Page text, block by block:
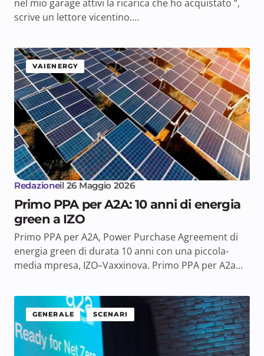
nel mio garage attivi la ricarica che ho acquistato “,
scrive un lettore vicentino.…
VAIENERGY
Redazioneil 26 Maggio 2026
Primo PPA per A2A: 10 anni di energia
green a IZO
Primo PPA per A2A, Power Purchase Agreement di
energia green di durata 10 anni con una piccola-
media mpresa, IZO–Vaxxinova. Primo PPA per A2a…
GENERALE SCENARI